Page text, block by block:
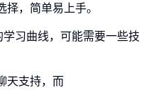
，简单易上手。
习曲线，可能需要一些技
天支持，而